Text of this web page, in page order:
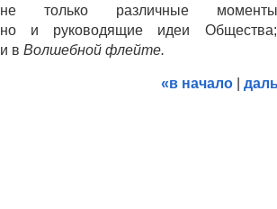
не только различные
но и руководящие идеи
и в Волшебной флейте.
«в начало |